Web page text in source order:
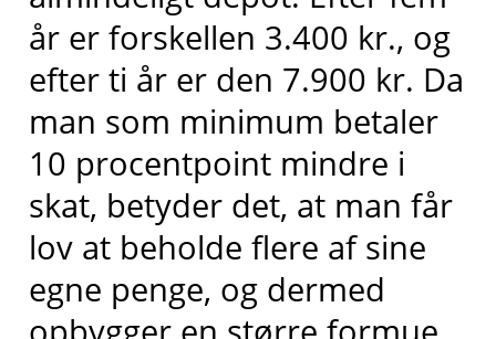
år er forskellen 3.400 kr., og
efter ti år er den 7.900 kr. Da
man som minimum betaler
10 procentpoint mindre i
skat, betyder det, at man får
lov at beholde flere af sine
egne penge, og dermed